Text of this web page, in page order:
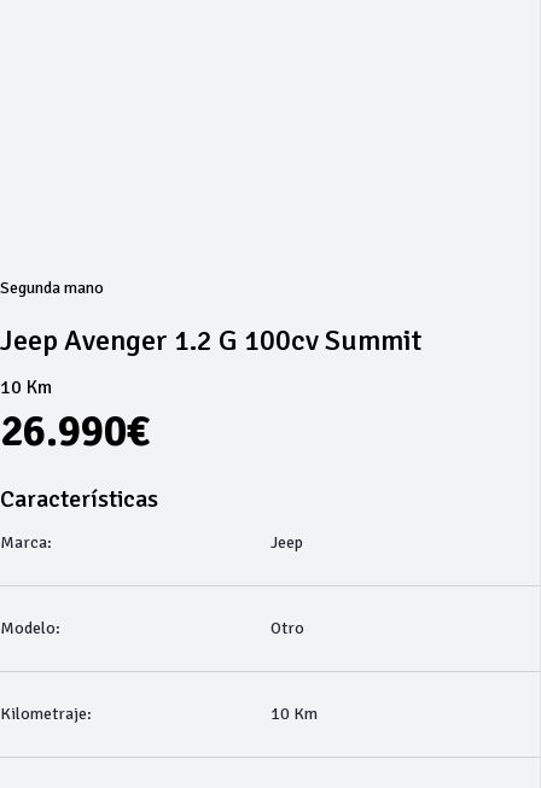
Segunda mano
Jeep Avenger 1.2 G 100cv Summit
10 Km
26.990€
Características
Marca: Jeep
Modelo: Otro
Kilometraje: 10 Km